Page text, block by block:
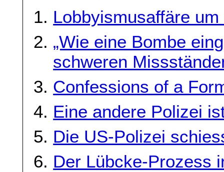
Lobbyismusaffäre
„Wie eine Bombe
schweren
Confessions of a
Eine andere Polizei
Die US-Polizei
Der Lübcke-Prozess